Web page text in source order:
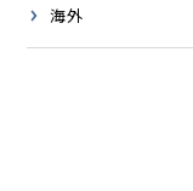
海外